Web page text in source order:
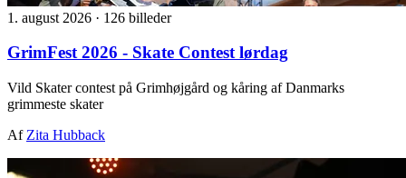
1. august 2026 · 126 billeder
GrimFest 2026 - Skate Contest lørdag
Vild Skater contest på Grimhøjgård og kåring af Danmarks
grimmeste skater
Af Zita Hubback